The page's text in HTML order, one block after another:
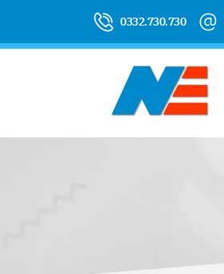
0332.730.730